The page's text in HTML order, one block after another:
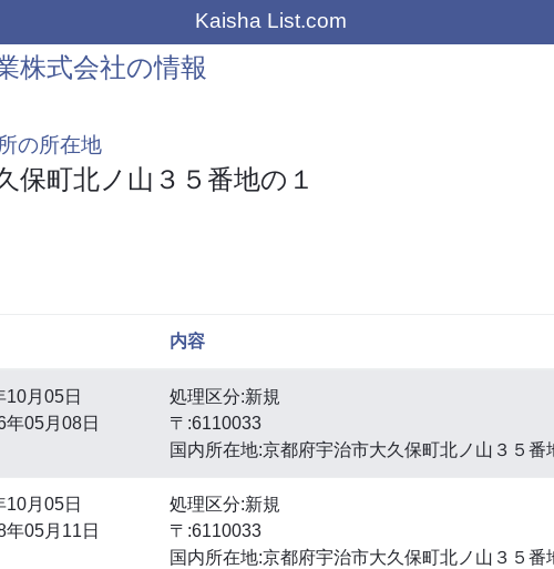
Kaisha List.com
株式会社の情報
の所在地
保町北ノ山３５番地の１
内容
月05日
05月08日
処理区分:新規
〒:6110033
国内所在地:京都府宇治市大久保町北ノ山３５番
月05日
05月11日
処理区分:新規
〒:6110033
国内所在地:京都府宇治市大久保町北ノ山３５番